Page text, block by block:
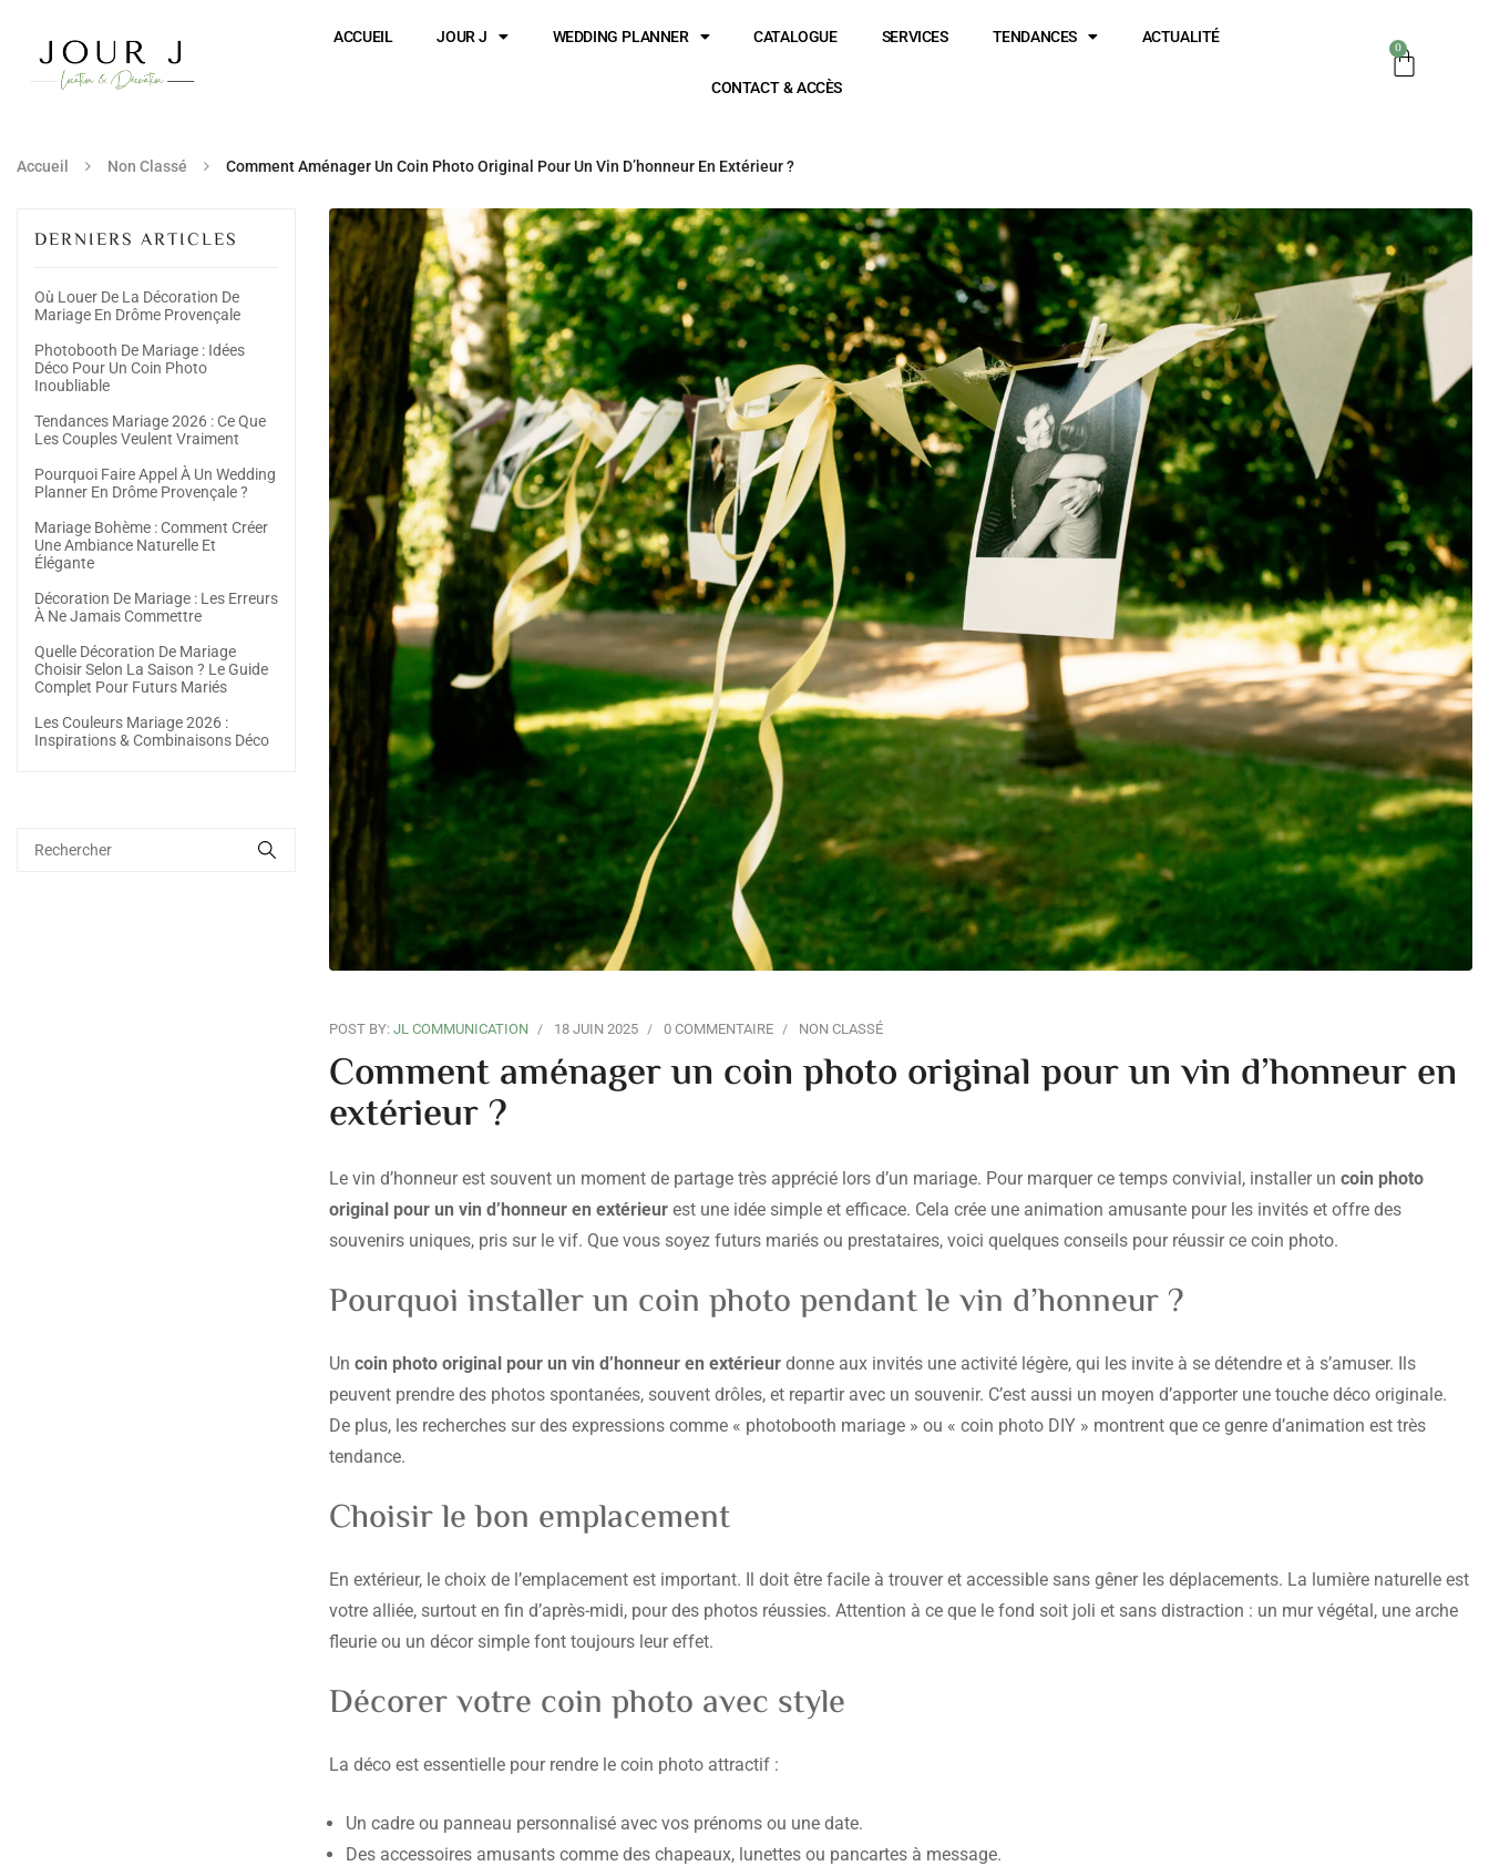
ACCUEIL JOUR J WEDDING PLANNER CATALOGUE SERVICES TENDANCES ACTUALITÉ
CONTACT & ACCÈS
0
Accueil Non Classé Comment Aménager Un Coin Photo Original Pour Un Vin D’honneur En Extérieur ?
DERNIERS ARTICLES
Où Louer De La Décoration De
Mariage En Drôme Provençale
Photobooth De Mariage : Idées
Déco Pour Un Coin Photo
Inoubliable
Tendances Mariage 2026 : Ce Que
Les Couples Veulent Vraiment
Pourquoi Faire Appel À Un Wedding
Planner En Drôme Provençale ?
Mariage Bohème : Comment Créer
Une Ambiance Naturelle Et
Élégante
Décoration De Mariage : Les Erreurs
À Ne Jamais Commettre
Quelle Décoration De Mariage
Choisir Selon La Saison ? Le Guide
Complet Pour Futurs Mariés
Les Couleurs Mariage 2026 :
Inspirations & Combinaisons Déco
POST BY:JL COMMUNICATION 18 JUIN 2025 0 COMMENTAIRE NON CLASSÉ
Comment aménager un coin photo original pour un vin d’honneur en
extérieur ?
Le vin d’honneur est souvent un moment de partage très apprécié lors d’un mariage. Pour marquer ce temps convivial, installer uncoin photo
original pour un vin d’honneur en extérieur est une idée simple et efficace. Cela crée une animation amusante pour les invités et offre des
souvenirs uniques, pris sur le vif. Que vous soyez futurs mariés ou prestataires, voici quelques conseils pour réussir ce coin photo.
Pourquoi installer un coin photo pendant le vin d’honneur ?
Un coin photo original pour un vin d’honneur en extérieurdonne aux invités une activité légère, qui les invite à se détendre et à s’amuser. Ils
peuvent prendre des photos spontanées, souvent drôles, et repartir avec un souvenir. C’est aussi un moyen d’apporter une touche déco originale.
De plus, les recherches sur des expressions comme « photobooth mariage » ou « coin photo DIY » montrent que ce genre d’animation est très
tendance.
Choisir le bon emplacement
En extérieur, le choix de l’emplacement est important. Il doit être facile à trouver et accessible sans gêner les déplacements. La lumière naturelle est
votre alliée, surtout en fin d’après-midi, pour des photos réussies. Attention à ce que le fond soit joli et sans distraction : un mur végétal, une arche
fleurie ou un décor simple font toujours leur effet.
Décorer votre coin photo avec style
La déco est essentielle pour rendre le coin photo attractif :
Un cadre ou panneau personnalisé avec vos prénoms ou une date.
Des accessoires amusants comme des chapeaux, lunettes ou pancartes à message.